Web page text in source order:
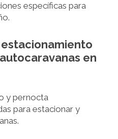
específicas para
estacionamiento
en
y pernocta
para estacionar y